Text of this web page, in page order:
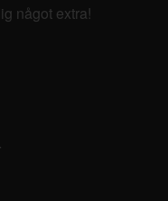
något extra!